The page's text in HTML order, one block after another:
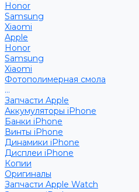
Honor
Samsung
Xiaomi
Apple
Honor
Samsung
Xiaomi
Фотополимерная смола
...
Запчасти Apple
Аккумуляторы iPhone
Банки iPhone
Винты iPhone
Динамики iPhone
Дисплеи iPhone
Копии
Оригиналы
Запчасти Apple Watch